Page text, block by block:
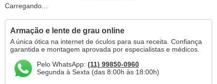
Carregando...
Armação e lente de grau online
A única ótica na internet de óculos para sua receita. Confiança
garantida e montagem aprovada por especialistas e médicos.
Pelo WhatsApp: (11) 99850-0960
Segunda à Sexta (das 8:00h às 18:00h)